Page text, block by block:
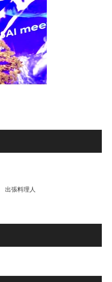
出張料理人